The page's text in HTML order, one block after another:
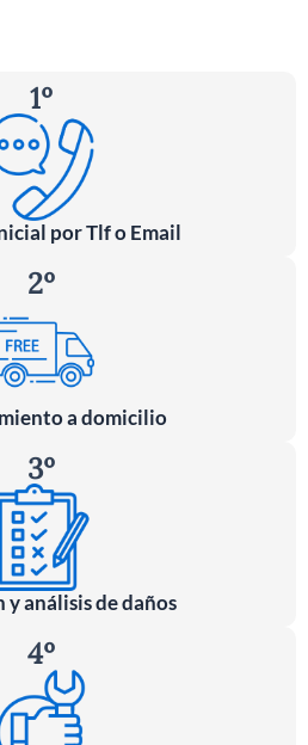
1º
por Tlf o Email
2º
a domicilio
3º
y análisis de daños
4º